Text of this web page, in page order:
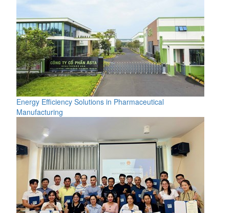
Energy Efficiency Solutions in Pharmaceutical
Manufacturing